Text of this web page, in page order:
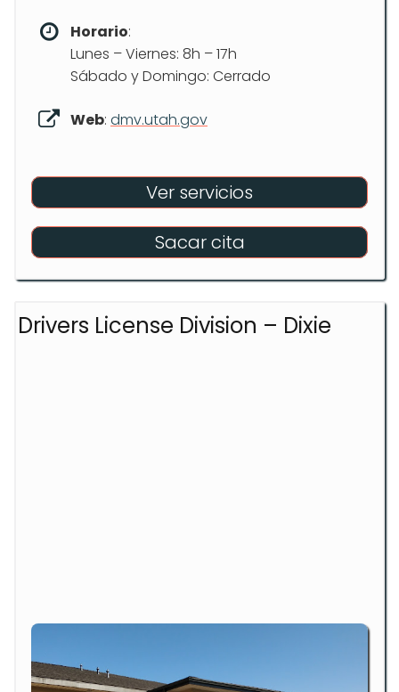
Horario:
Lunes – Viernes: 8h – 17h
Sábado y Domingo: Cerrado
Web: dmv.utah.gov
Ver servicios
Sacar cita
Drivers License Division – Dixie